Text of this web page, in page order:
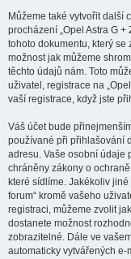
Můžeme také vytvořit další
procházení „Opel Astra G +
tohoto dokumentu, který se
možnost jak můžeme
těchto údajů nám. Toto
uživatel, registrace na
vaší registrace, když jste
Váš účet bude
používané při přihlašování
adresu. Vaše osobní údaje
chráněny zákony o
které sídlíme. Jakékoliv
forum“ kromě vašeho
registraci, můžeme zvolit
dostanete možnost
zobrazitelné. Dále ve
automaticky vytvářených